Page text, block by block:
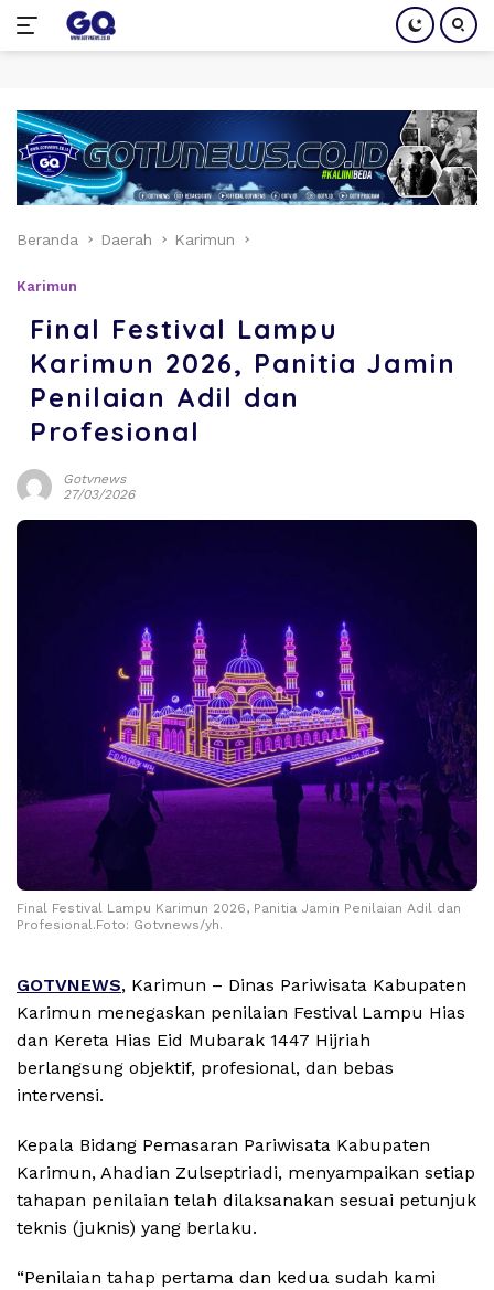
konten
Beranda Daerah Karimun
Karimun
Final Festival Lampu
Karimun 2026, Panitia Jamin
Penilaian Adil dan
Profesional
Gotvnews
27/03/2026
Final Festival Lampu Karimun 2026, Panitia Jamin Penilaian Adil dan
Profesional.Foto: Gotvnews/yh.
GOTVNEWS, Karimun – Dinas Pariwisata Kabupaten
Karimun menegaskan penilaian Festival Lampu Hias
dan Kereta Hias Eid Mubarak 1447 Hijriah
berlangsung objektif, profesional, dan bebas
intervensi.
Kepala Bidang Pemasaran Pariwisata Kabupaten
Karimun, Ahadian Zulseptriadi, menyampaikan setiap
tahapan penilaian telah dilaksanakan sesuai petunjuk
teknis (juknis) yang berlaku.
“Penilaian tahap pertama dan kedua sudah kami